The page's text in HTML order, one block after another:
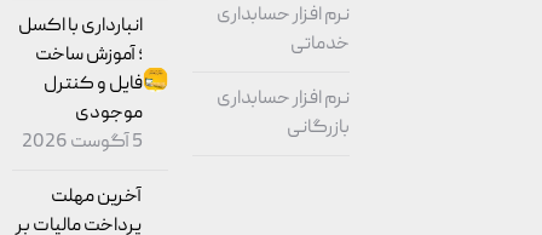
نرم افزار حسابداری
خدماتی
نرم افزار حسابداری
بازرگانی
انبارداری با اکسل
؛ آموزش ساخت
فایل و کنترل
موجودی
5 آگوست 2026
آخرین مهلت
پرداخت مالیات بر